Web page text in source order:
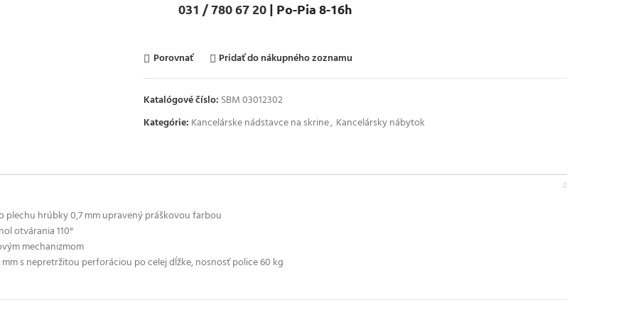
031 / 780 67 20 | Po-Pia 8-16h
Porovnať Pridať do nákupného zoznamu
Katalógové číslo: SBM 03012302
Kategórie: Kancelárske nádstavce na skrine, Kancelársky nábytok
hrúbky 0,7 mm upravený práškovou farbou
otvárania 110°
mechanizmom
s nepretržitou perforáciou po celej dĺžke, nosnosť police 60 kg